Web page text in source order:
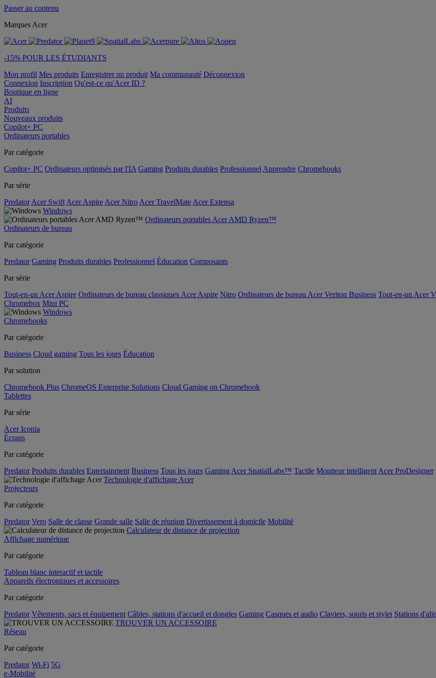
Passer au contenu
Marques Acer
-15% POUR LES ÉTUDIANTS
Mon profil Mes produits Enregistrer un produit Ma communauté Déconnexion
Connexion Inscription Qu'est-ce qu'Acer ID ?
Boutique en ligne
AI
Produits
Nouveaux produits
Copilot+ PC
Ordinateurs portables
Par catégorie
Copilot+ PC Ordinateurs optimisés par l'IA Gaming Produits durables Professionnel Apprendre Chromebooks
Par série
Predator Acer Swift Acer Aspire Acer Nitro Acer TravelMate Acer Extensa
Windows
Ordinateurs portables Acer AMD Ryzen™
Ordinateurs de bureau
Par catégorie
Predator Gaming Produits durables Professionnel Éducation Composants
Par série
Tout-en-un Acer Aspire Ordinateurs de bureau classiques Acer Aspire Nitro Ordinateurs de bureau Acer Veriton Business Tout-en-un Acer
Chromebox Mini PC
Windows
Chromebooks
Par catégorie
Business Cloud gaming Tous les jours Éducation
Par solution
Chromebook Plus ChromeOS Enterprise Solutions Cloud Gaming on Chromebook
Tablettes
Par série
Acer Iconia
Écrans
Par catégorie
Predator Produits durables Entertainment Business Tous les jours Gaming Acer SpatialLabs™ Tactile Moniteur intelligent Acer ProDesigner
Technologie d'affichage Acer
Projecteurs
Par catégorie
Predator Vero Salle de classe Grande salle Salle de réunion Divertissement à domicile Mobilité
Calculateur de distance de projection
Affichage numérique
Par catégorie
Tableau blanc interactif et tactile
Appareils électroniques et accessoires
Par catégorie
Predator Vêtements, sacs et équipement Câbles, stations d'accueil et dongles Gaming Casques et audio Claviers, souris et stylet Stations
TROUVER UN ACCESSOIRE
Réseau
Par catégorie
Predator Wi-Fi 5G
e-Mobilité